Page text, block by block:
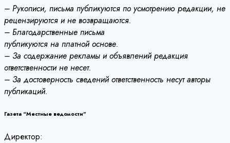
– Рукописи, письма публикуются по усмотрению редакции, не
рецензируются и не возвращаются.
– Благодарственные письма
публикуются на платной основе.
– За содержание рекламы и объявлений редакция
ответственности не несет.
– За достоверность сведений ответственность несут авторы
публикаций.
Газета “Местные ведомости”
Директор: